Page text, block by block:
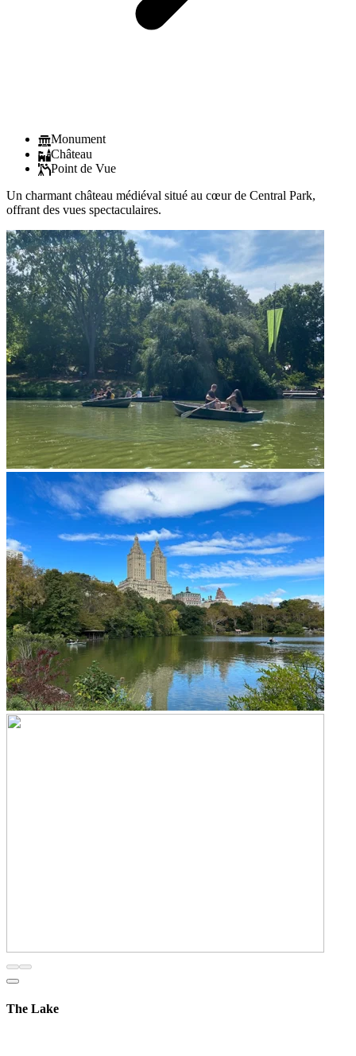
Monument
Château
Point de Vue
Un charmant château médiéval situé au cœur de Central Park,
offrant des vues spectaculaires.
The Lake